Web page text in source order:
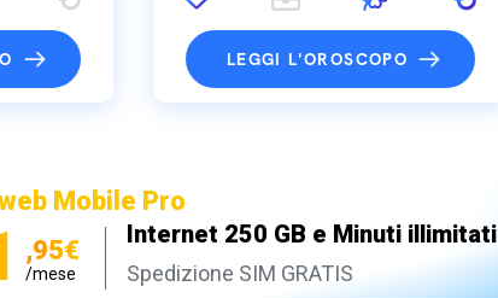
LEGGI L'OROSCOPO
Mobile Pro
,95€
/mese
Internet 250 GB e Minuti illimitati
Spedizione SIM GRATIS